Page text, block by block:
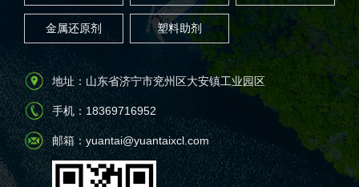
金属还原剂 塑料助剂
地址：山东省济宁市兖州区大安镇工业园区
手机：18369716952
邮箱：yuantai@yuantaixcl.com